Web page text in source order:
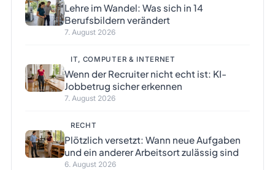
Lehre im Wandel: Was sich in 14
Berufsbildern verändert
7. August 2026
IT, COMPUTER & INTERNET
Wenn der Recruiter nicht echt ist: KI-
Jobbetrug sicher erkennen
7. August 2026
RECHT
Plötzlich versetzt: Wann neue Aufgaben
und ein anderer Arbeitsort zulässig sind
6. August 2026